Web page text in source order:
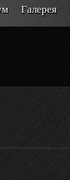
Галерея